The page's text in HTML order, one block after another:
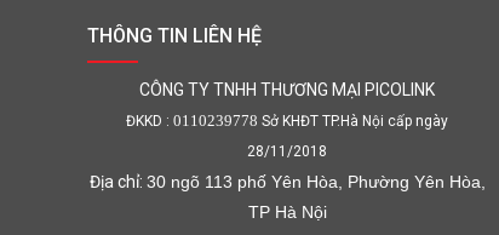
THÔNG TIN LIÊN HỆ
CÔNG TY TNHH THƯƠNG MẠI PICOLINK
ĐKKD : 0110239778 Sở KHĐT TP.Hà Nội cấp ngày
28/11/2018
Địa chỉ: 30 ngõ 113 phố Yên Hòa, Phường Yên Hòa,
TP Hà Nội